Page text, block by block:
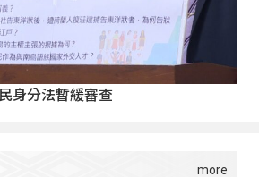
身分法暫緩審查